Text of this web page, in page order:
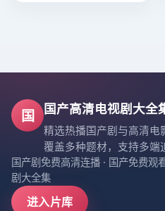
国 国产高清电视剧大全
精选热播国产剧与高清电
覆盖多种题材，支持多端
国产剧免费高清连播 · 国产免费观
剧大全集
进入片库